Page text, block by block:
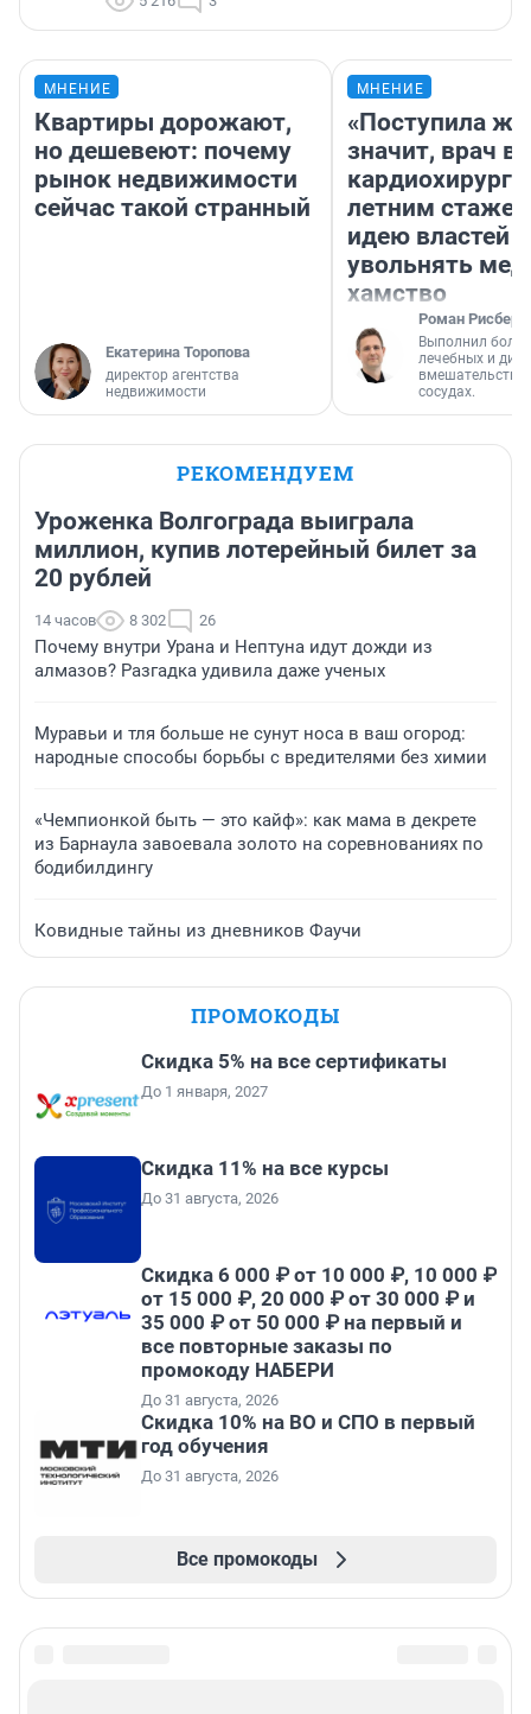
МНЕНИЕ
Квартиры дорожают,
но дешевеют: почему
рынок недвижимости
сейчас такой странный
Екатерина Торопова
директор агентства
недвижимости
МНЕНИЕ
«Поступила
значит, врач
кардиохирург
летним
идею властей
увольнять
хамство
Роман Рисберг
Выполнил
лечебных и
вмешательств
сосудах.
РЕКОМЕНДУЕМ
Уроженка Волгограда выиграла
миллион, купив лотерейный билет за
20 рублей
14 часов 8 302 26
Почему внутри Урана и Нептуна идут дожди из
алмазов? Разгадка удивила даже ученых
Муравьи и тля больше не сунут носа в ваш огород:
народные способы борьбы с вредителями без химии
«Чемпионкой быть — это кайф»: как мама в декрете
из Барнаула завоевала золото на соревнованиях по
бодибилдингу
Ковидные тайны из дневников Фаучи
ПРОМОКОДЫ
Скидка 5% на все сертификаты
До 1 января, 2027
Скидка 11% на все курсы
До 31 августа, 2026
Скидка 6 000 ₽ от 10 000 ₽, 10 000 ₽
от 15 000 ₽, 20 000 ₽ от 30 000 ₽ и
35 000 ₽ от 50 000 ₽ на первый и
все повторные заказы по
промокоду НАБЕРИ
До 31 августа, 2026
Скидка 10% на ВО и СПО в первый
год обучения
До 31 августа, 2026
Все промокоды